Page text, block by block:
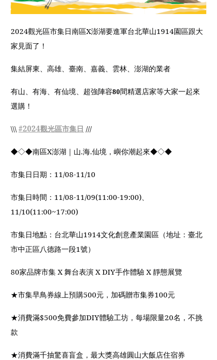
2024觀光區市集日南區X澎湖要進軍台北華山1914園區跟大
家見面了！
集結屏東、高雄、臺南、嘉義、雲林、澎湖的業者
有山、有海、有仙境、 超強陣容80間精選店家等大家一起來
選購！
\\\#2024觀光區市集日 ///
◆◇◆南區X澎湖｜山.海.仙境，嶼你潮起來◆◇◆
市集日日期： 11/08-11/10
市集日時間： 11/08-11/09(11:00-19:00)
11/10(11:00~17:00)
市集日地點：台北華山1914文化創意產業園區（地址：臺北
市中正區八德路一段1號）
80家品牌市集 X舞台表演 X DIY手作體驗 X靜態展覽
★市集早鳥券線上預購500元，加碼贈市集券100元
★消費滿$500免費參加DIY體驗工坊，每場限量20名，不挑
款
★消費滿千抽驚喜盲盒，最大獎高雄圓山大飯店住宿券